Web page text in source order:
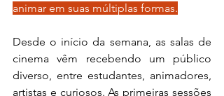
animar em suas múltiplas formas.
Desde o início da semana, as salas de
cinema vêm recebendo um público
diverso, entre estudantes, animadores,
artistas e curiosos. As primeiras sessões